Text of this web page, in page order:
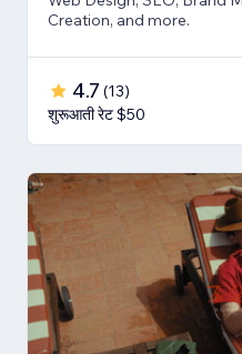
Creation, and more.
4.7 (13)
शुरूआती रेट $50